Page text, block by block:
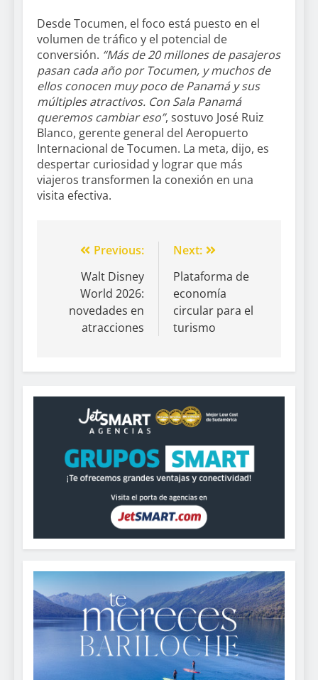
Desde Tocumen, el foco está puesto en el
volumen de tráfico y el potencial de
conversión. “Más de 20 millones de pasajeros
pasan cada año por Tocumen, y muchos de
ellos conocen muy poco de Panamá y sus
múltiples atractivos. Con Sala Panamá
queremos cambiar eso”, sostuvo José Ruiz
Blanco, gerente general del Aeropuerto
Internacional de Tocumen. La meta, dijo, es
despertar curiosidad y lograr que más
viajeros transformen la conexión en una
visita efectiva.
Previous:
Walt Disney
World 2026:
novedades en
atracciones
Next:
Plataforma de
economía
circular para el
turismo